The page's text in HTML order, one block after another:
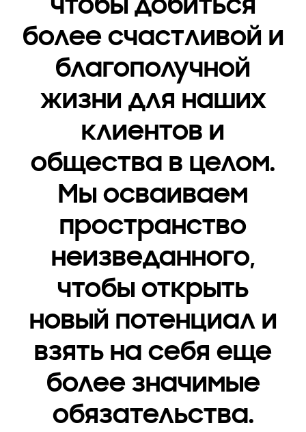
более счастливой и
благополучной
жизни для наших
клиентов и
общества в целом.
Мы осваиваем
пространство
неизведанного,
чтобы открыть
новый потенциал и
взять на себя еще
более значимые
обязательства.